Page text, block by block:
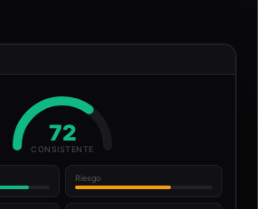
72
CONSISTENTE
Riesgo